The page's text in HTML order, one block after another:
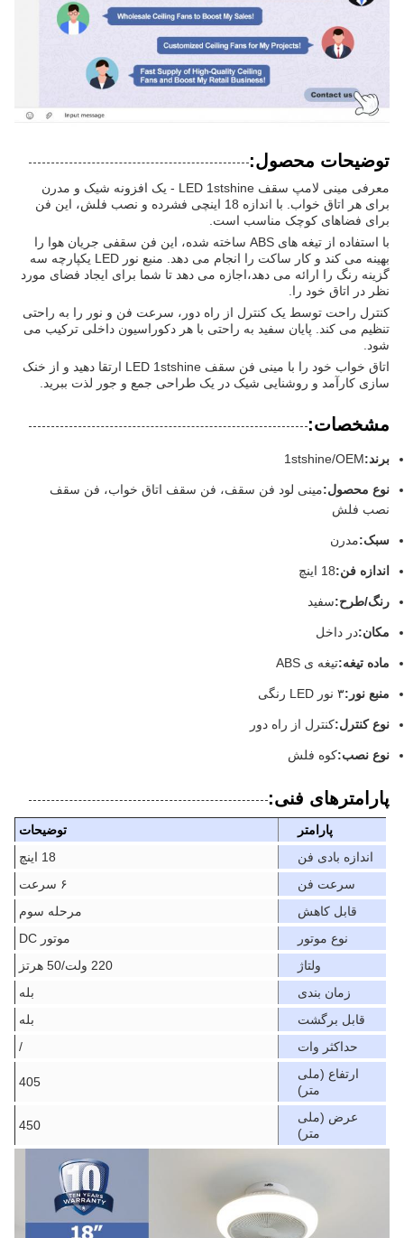
توضیحات محصول:
معرفی مینی لامپ سقف LED 1stshine - یک افزونه شیک و مدرن
برای هر اتاق خواب. با اندازه 18 اینچی فشرده و نصب فلش، این فن
برای فضاهای کوچک مناسب است.
با استفاده از تیغه های ABS ساخته شده، این فن سقفی جریان هوا را
بهینه می کند و کار ساکت را انجام می دهد. منبع نور LED یکپارچه سه
گزینه رنگ را ارائه می دهد،اجازه می دهد تا شما برای ایجاد فضای مورد
نظر در اتاق خود را.
کنترل راحت توسط یک کنترل از راه دور، سرعت فن و نور را به راحتی
تنظیم می کند. پایان سفید به راحتی با هر دکوراسیون داخلی ترکیب می
شود.
اتاق خواب خود را با مینی فن سقف LED 1stshine ارتقا دهید و از خنک
سازی کارآمد و روشنایی شیک در یک طراحی جمع و جور لذت ببرید.
مشخصات:
برند:1stshine/OEM
نوع محصول:مینی لود فن سقف، فن سقف اتاق خواب، فن سقف
نصب فلش
سبک:مدرن
اندازه فن:18 اينچ
رنگ/طرح:سفید
مکان:در داخل
ماده تیغه:تیغه ی ABS
منبع نور: ۳ نور LED رنگی
نوع کنترل:کنترل از راه دور
نوع نصب:کوه فلش
پارامترهای فنی:
پارامتر
توضیحات
اندازه بادی فن
18 اينچ
سرعت فن
قابل کاهش
مرحله سوم
نوع موتور
موتور DC
ولتاژ
220 ولت/50 هرتز
زمان بندی
بله
قابل برگشت
بله
حداکثر وات
ارتفاع (ملی
متر)
405
عرض (ملی
متر)
450